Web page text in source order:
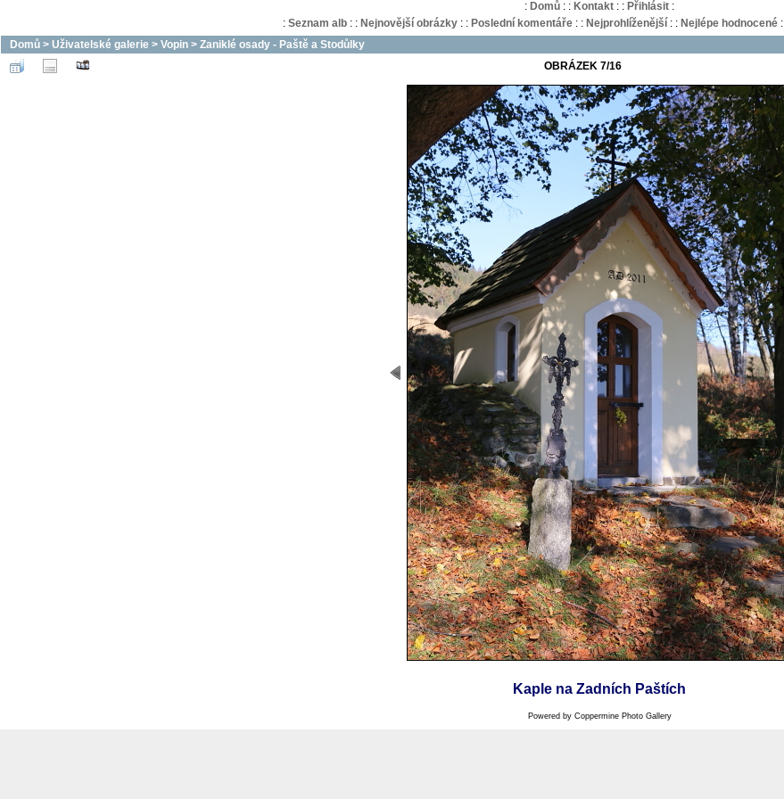
: Domů : : Kontakt : : Přihlásit :
: Seznam alb: : Nejnovější obrázky: : Poslední komentáře: : Nejprohlíženější: : Nejlépe hodnocené:
Domů > Uživatelské galerie > Vopin > Zaniklé osady - Paště a Stodůlky
OBRÁZEK 7/16
Kaple na Zadních Paštích
Powered by Coppermine Photo Gallery